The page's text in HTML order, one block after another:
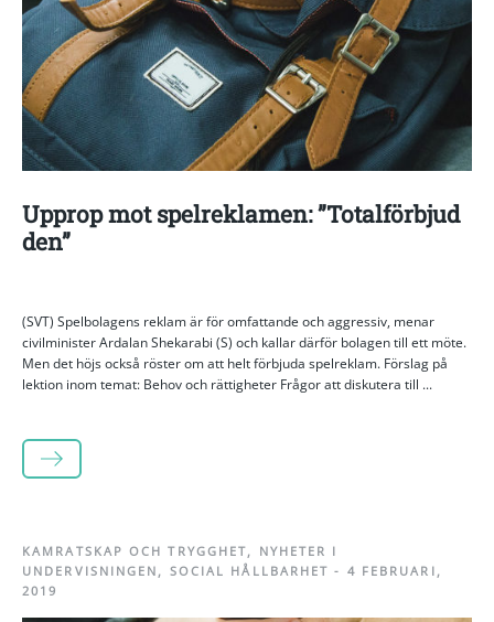
Upprop mot spelreklamen: ”Totalförbjud
den”
(SVT) Spelbolagens reklam är för omfattande och aggressiv, menar
civilminister Ardalan Shekarabi (S) och kallar därför bolagen till ett möte.
Men det höjs också röster om att helt förbjuda spelreklam. Förslag på
lektion inom temat: Behov och rättigheter Frågor att diskutera till ...
LÄS MER
KAMRATSKAP OCH TRYGGHET,
NYHETER I
UNDERVISNINGEN , SOCIAL HÅLLBARHET - 4 FEBRUARI,
2019